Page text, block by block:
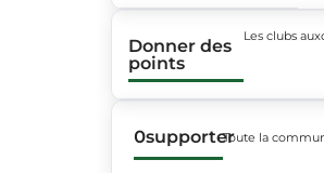
Donner des
points
Les clubs
0supporterToute la